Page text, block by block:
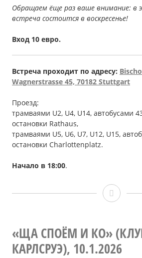
Обращаем ёще раз ваше внимание: в
встреча состоится в воскресенье!
Вход 10 евро.
Встреча проходит по адресу:
Wagnerstrasse 45, 70182 Stuttgart
Проезд:
трамваями U2, U4, U14, автобусами
остановки Rathaus,
трамваями U5, U6, U7, U12, U15,
остановки Сharlottenplatz.
Начало в 18:00.
Ольга
и
Михаил
«ЩА СПОЁМ И КО»
КАРЛСРУЭ), 10.1.2026